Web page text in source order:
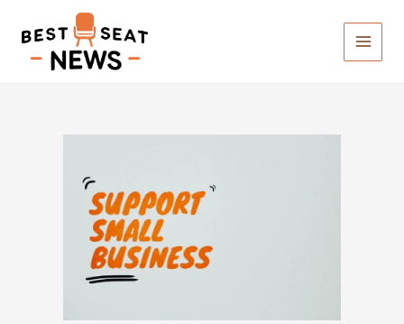
para
conteúdo